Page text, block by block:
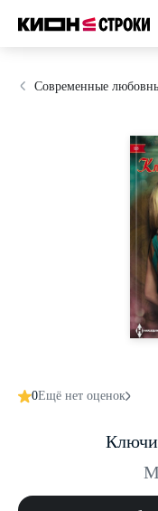
Современные
0Ещё нет оценок